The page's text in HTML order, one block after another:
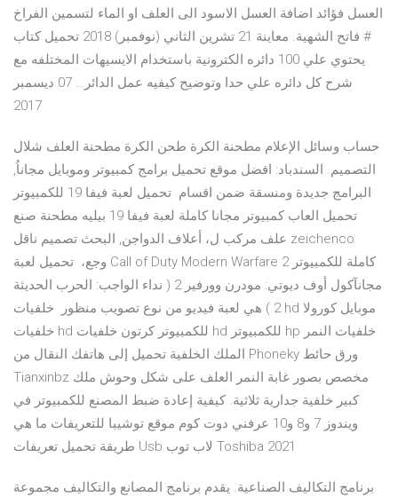
العسل فؤائد اضافة العسل الاسود الى العلف او الماء لتسمين الفراخ
# فاتح الشهية. معاينة 21 تشرين الثاني (نوفمبر) 2018 تحميل كتاب
يحتوي علي 100 دائره الكترونية باستخدام الايسيهات المختلفه مع
شرح كل دائره علي حدا وتوضيح كيفيه عمل الدائر… 07 ديسمبر
حساب وسائل الإعلام مطحنة الكرة طحن الكرة مطحنة العلف شلال
التصميم. السندباد: افضل موقع تحميل برامج كمبيوتر وموبايل مجاناُ,
البرامج جديدة ومنسقة ضمن اقسام تحميل لعبة فيفا 19 للكمبيوتر
تحميل العاب كمبيوتر مجانا كاملة لعبة فيفا 19 بيليه مطحنة صنع
علف مركب ل، أعلاف الدواجن, البحث تصميم ناقل zeichenco
وجع، تحميل لعبة Call of Duty Modern Warfare 2 كاملة للكمبيوتر
مجانآكول أوف ديوتي: مودرن وورفير 2 ( نداء الواجب: الحرب الحديثة
2 ) هي لعبة فيديو من نوع تصويب منظور خلفيات hd موبايل كورولا
خلفيات hd للكمبيوتر كرتون خلفيات hd للكمبيوتر hp خلفيات النمر
الملك الخلفية تحميل إلى هاتفك النقال من Phoneky ورق حائط
Tianxinbz مخصص بصور غابة النمر العلف على شكل وحوش ملك
كبير خلفية جدارية ثلاثية. كيفية إعادة ضبط المصنع للكمبيوتر في
ويندوز 7 و8 و10 عرفني دوت كوم موقع توشيبا للتعريفات ما هي
طريقة تحميل تعريفات Usb لاب توب Toshiba 2021
برنامج التكاليف الصناعية. يقدم برنامج المصانع والتكاليف مجموعة